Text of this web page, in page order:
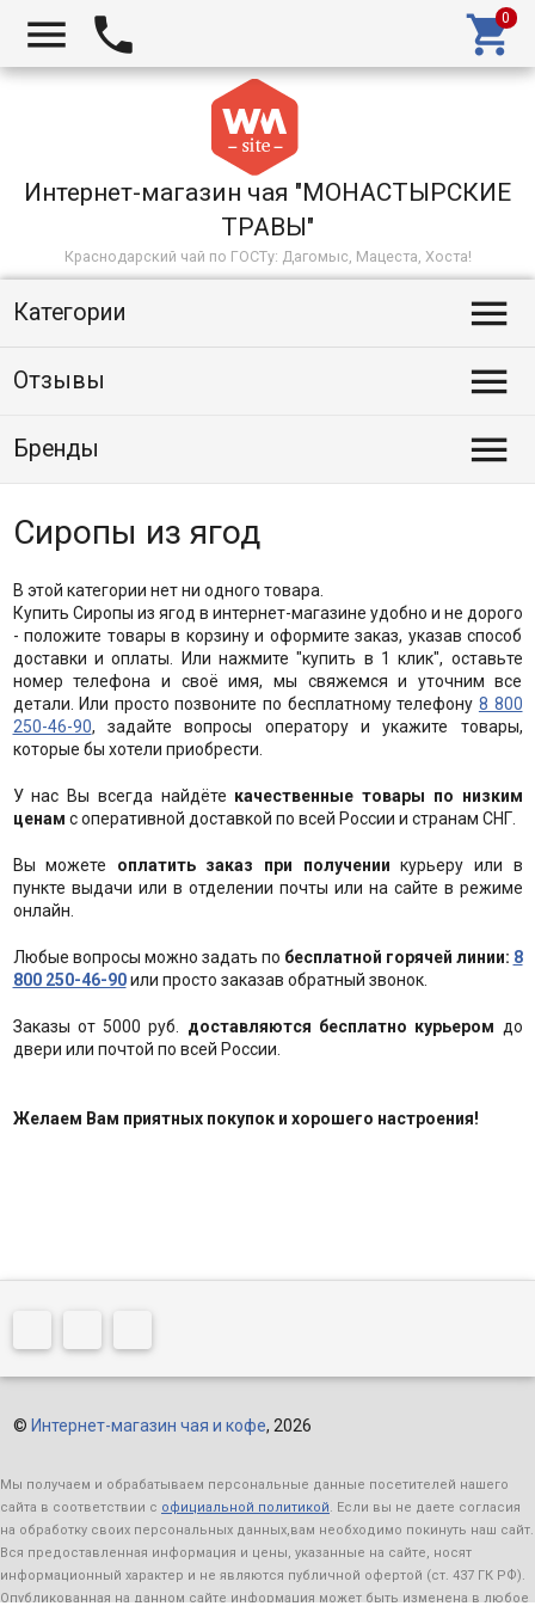
  
Интернет-магазин чая "МОНАСТЫРСКИЕ
ТРАВЫ"
Краснодарский чай по ГОСТу: Дагомыс, Мацеста, Хоста!
Категории 
Отзывы 
Бренды 
Сиропы из ягод
В этой категории нет ни одного товара.
Купить Сиропы из ягод в интернет-магазине удобно и не дорого
- положите товары в корзину и оформите заказ, указав способ
доставки и оплаты. Или нажмите "купить в 1 клик", оставьте
номер телефона и своё имя, мы свяжемся и уточним все
детали. Или просто позвоните по бесплатному телефону 8 800
250-46-90, задайте вопросы оператору и укажите товары,
которые бы хотели приобрести.
У нас Вы всегда найдёте качественные товары по низким
ценам с оперативной доставкой по всей России и странам СНГ.
Вы можете оплатить заказ при получении курьеру или в
пункте выдачи или в отделении почты или на сайте в режиме
онлайн.
Любые вопросы можно задать по бесплатной горячей линии: 8
800 250-46-90или просто заказав обратный звонок.
Заказы от 5000 руб. доставляются бесплатно курьером до
двери или почтой по всей России.
Желаем Вам приятных покупок и хорошего настроения!
© Интернет-магазин чая и кофе, 2026
Мы получаем и обрабатываем персональные данные посетителей нашего
сайта в соответствии с официальной политикой . Если вы не даете согласия
на обработку своих персональных данных,вам необходимо покинуть наш сайт.
Вся предоставленная информация и цены, указанные на сайте, носят
информационный характер и не являются публичной офертой (ст. 437 ГК РФ).
Опубликованная на данном сайте информация может быть изменена в любое